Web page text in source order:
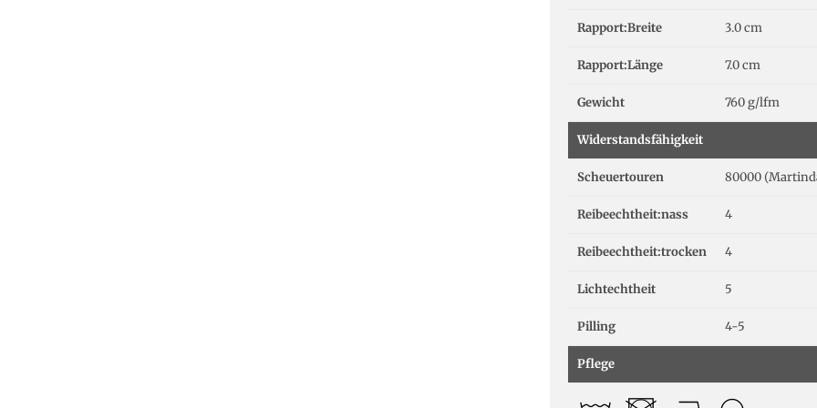
Rapport:Breite 3.0 cm
Rapport:Länge 7.0 cm
Gewicht 760 g/lfm
Widerstandsfähigkeit
Scheuertouren 80000
Reibeechtheit:nass 4
Reibeechtheit:trocken 4
Lichtechtheit 5
Pilling 4-5
Pflege